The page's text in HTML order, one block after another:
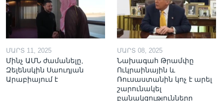
ՄԱՐՏ 11, 2025
Մինչ ԱՄՆ ժամանելը,
Զելենսկին Սաուդյան
Արաբիայում է
ՄԱՐՏ 08, 2025
Նախագահ Թրամփը
Ուկրաինային և
Ռուսաստանին կոչ է արել
շարունակել
բանակցությունները